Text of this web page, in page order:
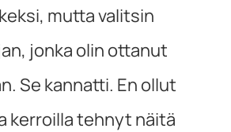
mutta valitsin
jonka olin ottanut
Se kannatti. En ollut
kerroilla tehnyt näitä